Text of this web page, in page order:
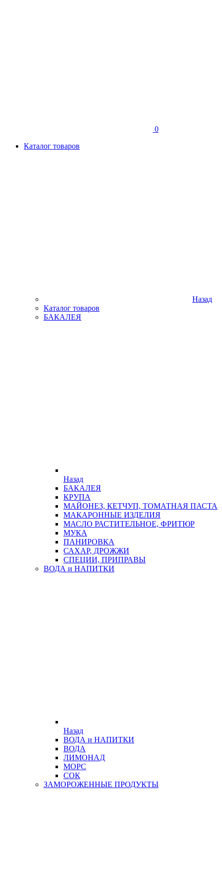
0
Каталог товаров
Назад
Каталог товаров
БАКАЛЕЯ
Назад
БАКАЛЕЯ
КРУПА
МАЙОНЕЗ, КЕТЧУП, ТОМАТНАЯ ПАСТА
МАКАРОННЫЕ ИЗДЕЛИЯ
МАСЛО РАСТИТЕЛЬНОЕ, ФРИТЮР
МУКА
ПАНИРОВКА
САХАР, ДРОЖЖИ
СПЕЦИИ, ПРИПРАВЫ
ВОДА и НАПИТКИ
Назад
ВОДА и НАПИТКИ
ВОДА
ЛИМОНАД
МОРС
СОК
ЗАМОРОЖЕННЫЕ ПРОДУКТЫ